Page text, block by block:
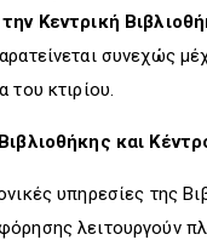
Κεντρική
συνεχώς
του κτιρίου.
και
υπηρεσίες της
λειτουργούν